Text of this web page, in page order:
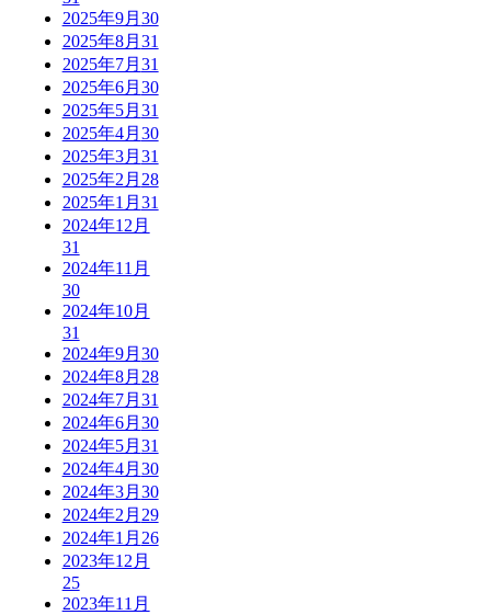
2025年9月 30
2025年8月 31
2025年7月 31
2025年6月 30
2025年5月 31
2025年4月 30
2025年3月 31
2025年2月 28
2025年1月 31
2024年12月
31
2024年11月
30
2024年10月
31
2024年9月 30
2024年8月 28
2024年7月 31
2024年6月 30
2024年5月 31
2024年4月 30
2024年3月 30
2024年2月 29
2024年1月 26
2023年12月
25
2023年11月